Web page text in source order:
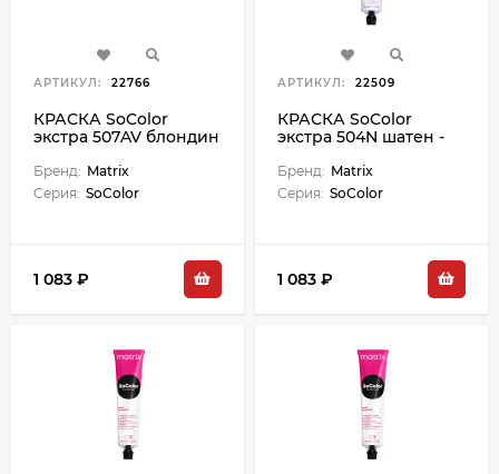
АРТИКУЛ: 22766
КРАСКА SoColor
экстра 507AV блондин
перламутровый - 90
мл М
Бренд: Matrix
Серия: SoColor
1 083 ₽
АРТИКУЛ: 22509
КРАСКА SoColor
экстра 504N шатен -
Бренд: Matrix
Серия: SoColor
1 083 ₽